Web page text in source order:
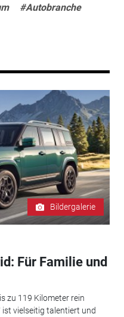
#Autobranche
Bildergalerie
Für Familie und
zu 119 Kilometer rein
ist vielseitig talentiert und